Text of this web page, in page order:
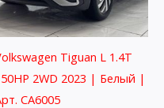
Tiguan L 1.4T
2WD 2023 | Белый |
CA6005